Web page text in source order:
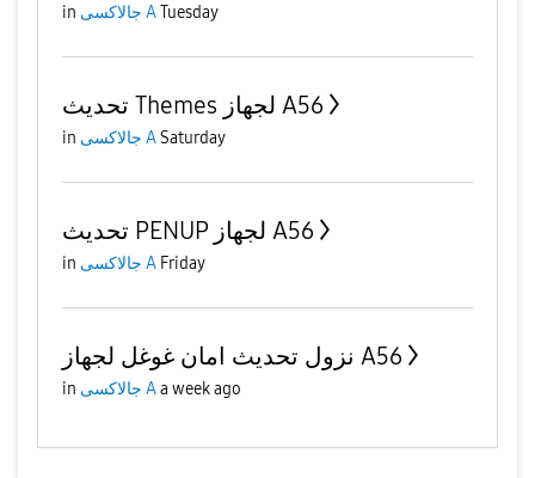
in جالاكسى ATuesday
تحديث Themes لجهاز A56
in جالاكسى ASaturday
تحديث PENUP لجهاز A56
in جالاكسى A Friday
نزول تحديث امان غوغل لجهاز A56
in جالاكسى Aa week ago